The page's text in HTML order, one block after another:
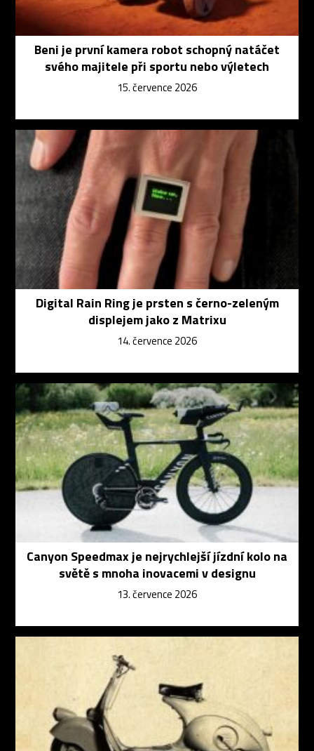
Beni je první kamera robot schopný natáčet
svého majitele při sportu nebo výletech
15. července 2026
Digital Rain Ring je prsten s černo-zeleným
displejem jako z Matrixu
14. července 2026
Canyon Speedmax je nejrychlejší jízdní kolo na
světě s mnoha inovacemi v designu
13. července 2026